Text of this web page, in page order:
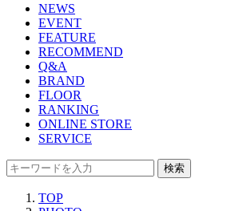
NEWS
EVENT
FEATURE
RECOMMEND
Q&A
BRAND
FLOOR
RANKING
ONLINE STORE
SERVICE
検索
TOP